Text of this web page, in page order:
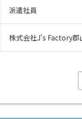
派遣社員
株式会社J's Factory郡